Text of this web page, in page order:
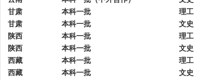
甘肃
本科一批
理工
甘肃
本科一批
文史
陕西
本科一批
理工
陕西
本科一批
文史
西藏
本科一批
理工
西藏
本科一批
文史